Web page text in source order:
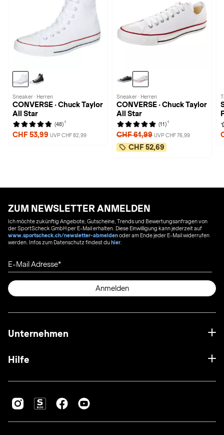
Sneaker · Herren
CONVERSE · Chuck Taylor
All Star
(48) 1
CHF 53,99 UVP CHF 82,99
Sneaker · Herren
CONVERSE · Chuck Taylor
All Star
(11) 1
CHF 61,99 UVP CHF 76,99
CHF 52,69
ZUM NEWSLETTER ANMELDEN
Ich möchte zukünftig Angebote, Gutscheine, Trends und Bewertungsanfragen von
der SportScheck GmbH per E-Mail erhalten. Diese Einwilligung kann jederzeit auf
www.sportscheck.ch/newsletter-abmeldenoder am Ende jeder E-Mail widerrufen
werden. Infos zum Datenschutz findest duhier
E-Mail Adresse
Anmelden
Unternehmen
Hilfe